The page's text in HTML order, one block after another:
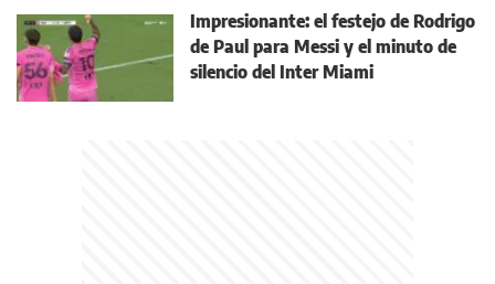
Impresionante: el festejo de Rodrigo
de Paul para Messi y el minuto de
silencio del Inter Miami